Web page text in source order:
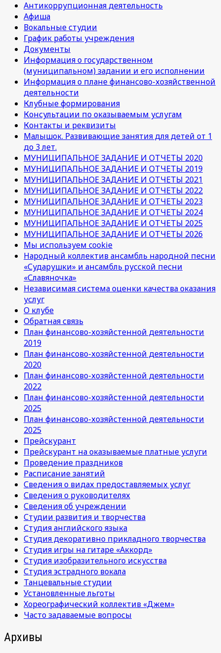
Антикоррупционная деятельность
Афиша
Вокальные студии
График работы учреждения
Документы
Информация о государственном
(муниципальном) задании и его исполнении
Информация о плане финансово-хозяйственной
деятельности
Клубные формирования
Консультации по оказываемым услугам
Контакты и реквизиты
Малышок. Развивающие занятия для детей от 1
до 3 лет.
МУНИЦИПАЛЬНОЕ ЗАДАНИЕ И ОТЧЕТЫ 2020
МУНИЦИПАЛЬНОЕ ЗАДАНИЕ И ОТЧЕТЫ 2019
МУНИЦИПАЛЬНОЕ ЗАДАНИЕ И ОТЧЕТЫ 2021
МУНИЦИПАЛЬНОЕ ЗАДАНИЕ И ОТЧЕТЫ 2022
МУНИЦИПАЛЬНОЕ ЗАДАНИЕ И ОТЧЕТЫ 2023
МУНИЦИПАЛЬНОЕ ЗАДАНИЕ И ОТЧЕТЫ 2024
МУНИЦИПАЛЬНОЕ ЗАДАНИЕ И ОТЧЕТЫ 2025
МУНИЦИПАЛЬНОЕ ЗАДАНИЕ И ОТЧЕТЫ 2026
Мы используем cookie
Народный коллектив ансамбль народной песни
«Сударушки» и ансамбль русской песни
«Славяночка»
Независимая система оценки качества оказания
услуг
О клубе
Обратная связь
План финансово-хозяйстенной деятельности
2019
План финансово-хозяйстенной деятельности
2020
План финансово-хозяйстенной деятельности
2022
План финансово-хозяйстенной деятельности
2025
План финансово-хозяйстенной деятельности
2025
Прейскурант
Прейскурант на оказываемые платные услуги
Проведение праздников
Расписание занятий
Сведения о видах предоставляемых услуг
Сведения о руководителях
Сведения об учреждении
Студии развития и творчества
Студия английского языка
Студия декоративно прикладного творчества
Студия игры на гитаре «Аккорд»
Студия изобразительного искусства
Студия эстрадного вокала
Танцевальные студии
Установленные льготы
Хореографический коллектив «Джем»
Часто задаваемые вопросы
Архивы